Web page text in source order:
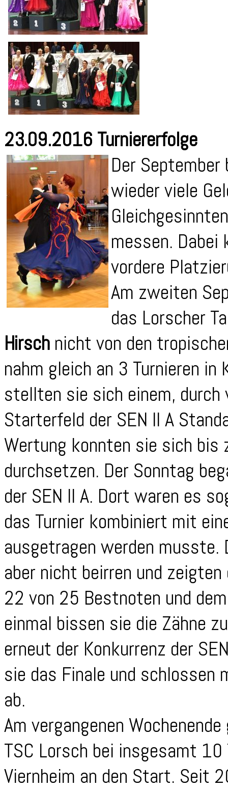
23.09.2016 Turniererfolge
Der
wieder viele
messen.
vordere
Am zweiten
das Lorscher
Hirsch nicht von den
nahm gleich an 3 Turnieren
stellten sie sich einem, durch
Starterfeld der SEN II A
Wertung konnten sie sich bis
durchsetzen. Der Sonntag
der SEN II A. Dort waren es
das Turnier kombiniert mit
ausgetragen werden musste.
aber nicht beirren und
22 von 25 Bestnoten und
einmal bissen sie die Zähne
erneut der Konkurrenz der
sie das Finale und schlossen
ab.
Am vergangenen
TSC Lorsch bei insgesamt
Viernheim an den Start. Seit